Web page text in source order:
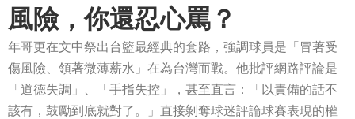
風險，你還忍心罵？
年哥更在文中祭出台籃最經典的套路，強調球員是「冒著受
傷風險、領著微薄薪水」在為台灣而戰。他批評網路評論是
「道德失調」、「手指失控」，甚至直言：「以責備的話不
該有，鼓勵到底就對了。」直接剝奪球迷評論球賽表現的權